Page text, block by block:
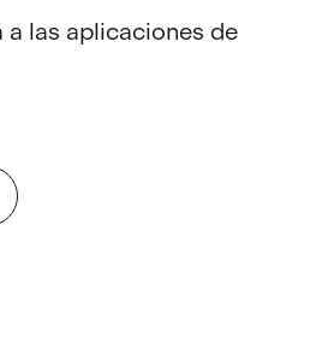
a las aplicaciones de